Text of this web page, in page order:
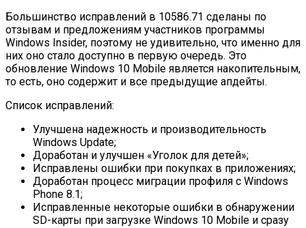
Большинство исправлений в 10586.71 сделаны по
отзывам и предложениям участников программы
Windows Insider, поэтому не удивительно, что именно для
них оно стало доступно в первую очередь. Это
обновление Windows 10 Mobile является накопительным,
то есть, оно содержит и все предыдущие апдейты.
Список исправлений:
Улучшена надежность и производительность
Windows Update;
Доработан и улучшен «Уголок для детей»;
Исправлены ошибки при покупках в приложениях;
Доработан процесс миграции профиля с Windows
Phone 8.1;
Исправленные некоторые ошибки в обнаружении
SD-карты при загрузке Windows 10 Mobile и сразу